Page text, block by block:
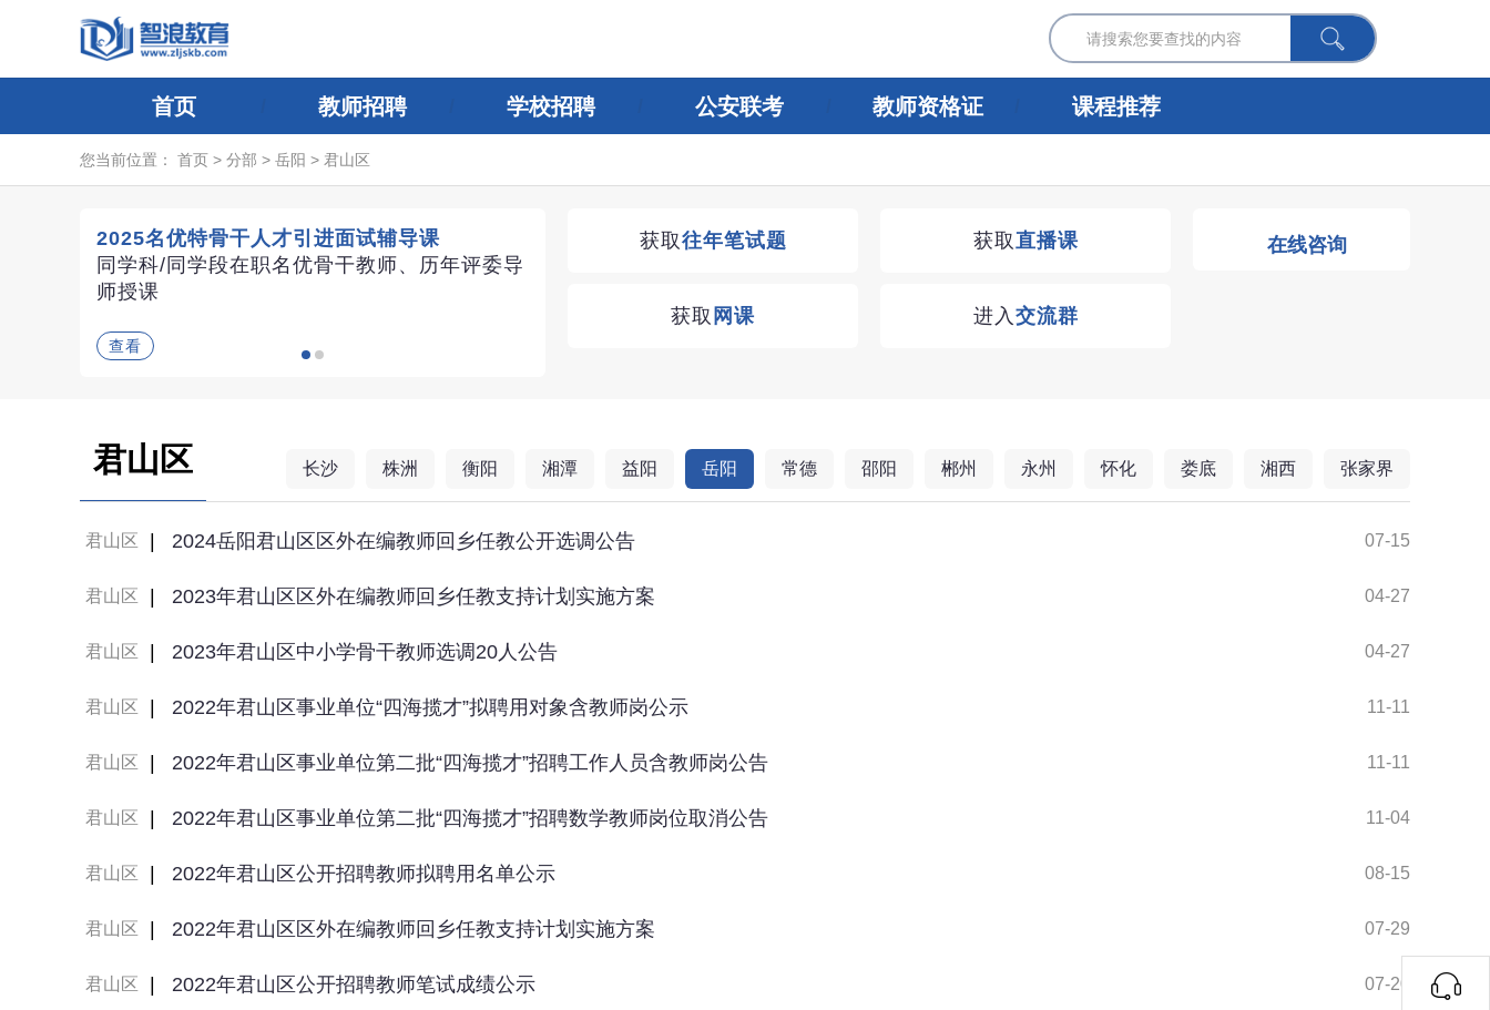
首页 教师招聘 学校招聘 公安联考 教师资格证 课程推荐
您当前位置： 首页 > 分部 > 岳阳 > 君山区
2025名优特骨干人才引进面试辅导课
同学科/同学段在职名优骨干教师、历年评委导
师授课
查看
湖南教师招聘考试优学无忧VIP课程
获取往年笔试题 获取直播课
获取 网课 进入 交流群
在线咨询
君山区 长沙 株洲 衡阳 湘潭 益阳 岳阳 常德 邵阳 郴州 永州 怀化 娄底 湘西 张家界
07-15
君山区 2024岳阳君山区区外在编教师回乡任教公开选调公告
04-27
君山区 2023年君山区区外在编教师回乡任教支持计划实施方案
04-27
君山区 2023年君山区中小学骨干教师选调20人公告
11-11
君山区 2022年君山区事业单位“四海揽才”拟聘用对象含教师岗公示
11-11
君山区 2022年君山区事业单位第二批“四海揽才”招聘工作人员含教师岗公告
11-04
君山区 2022年君山区事业单位第二批“四海揽才”招聘数学教师岗位取消公告
08-15
君山区 2022年君山区公开招聘教师拟聘用名单公示
07-29
君山区 2022年君山区区外在编教师回乡任教支持计划实施方案
07-20
君山区 2022年君山区公开招聘教师笔试成绩公示